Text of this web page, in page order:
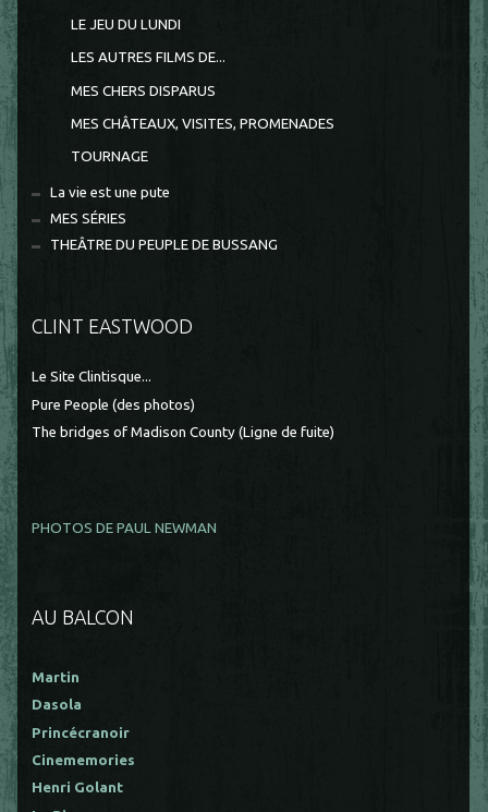
LE JEU DU LUNDI
LES AUTRES FILMS DE...
MES CHERS DISPARUS
MES CHÂTEAUX, VISITES, PROMENADES
TOURNAGE
La vie est une pute
MES SÉRIES
THEÂTRE DU PEUPLE DE BUSSANG
CLINT EASTWOOD
Le Site Clintisque...
Pure People (des photos)
The bridges of Madison County (Ligne de fuite)
PHOTOS DE PAUL NEWMAN
AU BALCON
Martin
Dasola
Princécranoir
Cinememories
Henri Golant